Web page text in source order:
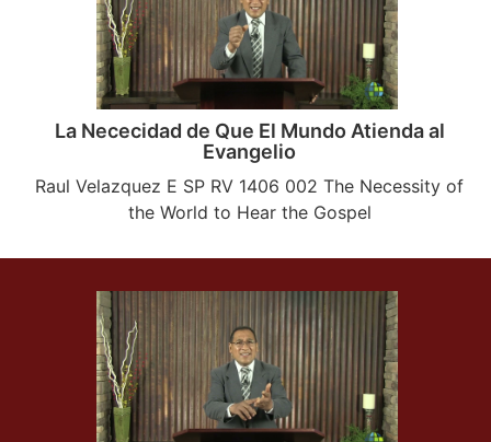
La Nececidad de Que El Mundo Atienda al
Evangelio
Raul Velazquez E SP RV 1406 002 The Necessity of
the World to Hear the Gospel